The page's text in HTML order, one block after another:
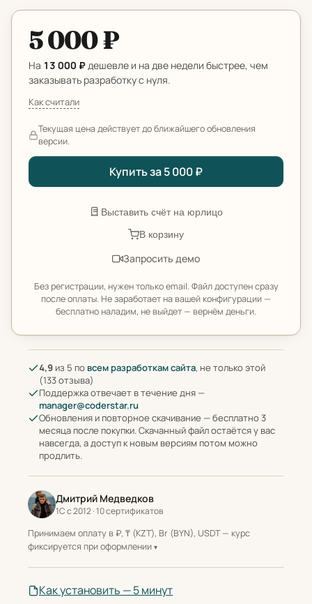
5 000 ₽
На 13 000 ₽дешевле и на две недели быстрее, чем
заказывать разработку с нуля.
Как считали
Текущая цена действует до ближайшего обновления
версии.
Купить за 5 000 ₽
Выставить счёт на юрлицо
В корзину
Запросить демо
Без регистрации, нужен только email. Файл доступен сразу
после оплаты. Не заработает на вашей конфигурации —
бесплатно наладим, не выйдет — вернём деньги.
4,9 из 5 по всем разработкам сайта, не только этой
(133 отзыва)
Поддержка отвечает в течение дня —
manager@coderstar.ru
Обновления и повторное скачивание — бесплатно 3
месяца после покупки. Скачанный файл остаётся у вас
навсегда, а доступ к новым версиям потом можно
продлить.
Дмитрий Медведков
1С с 2012 · 10 сертификатов
Принимаем оплату в ₽, ₸ (KZT), Br (BYN), USDT — курс
фиксируется при оформлении
Как установить — 5 минут